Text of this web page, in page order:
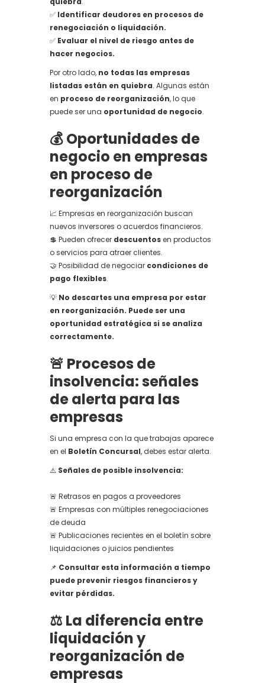
✅ Identificar deudores en procesos de
renegociación o liquidación.
✅ Evaluar el nivel de riesgo antes de
hacer negocios.
Por otro lado, no todas las empresas
listadas están en quiebra. Algunas están
en proceso de reorganización, lo que
puede ser una oportunidad de negocio.
💰 Oportunidades de
negocio en empresas
en proceso de
reorganización
📈 Empresas en reorganización buscan
nuevos inversores o acuerdos financieros.
💲 Pueden ofrecer descuentosen productos
o servicios para atraer clientes.
🤝 Posibilidad de negociar condiciones de
pago flexibles.
💡 No descartes una empresa por estar
en reorganización. Puede ser una
oportunidad estratégica si se analiza
correctamente.
🚨 Procesos de
insolvencia: señales
de alerta para las
empresas
Si una empresa con la que trabajas aparece
en el Boletín Concursal, debes estar alerta.
⚠️ Señales de posible insolvencia:
🚨 Retrasos en pagos a proveedores
🚨 Empresas con múltiples renegociaciones
de deuda
🚨 Publicaciones recientes en el boletín sobre
liquidaciones o juicios pendientes
📌 Consultar esta información a tiempo
puede prevenir riesgos financieros y
evitar pérdidas.
⚖️ La diferencia entre
liquidación y
reorganización de
empresas